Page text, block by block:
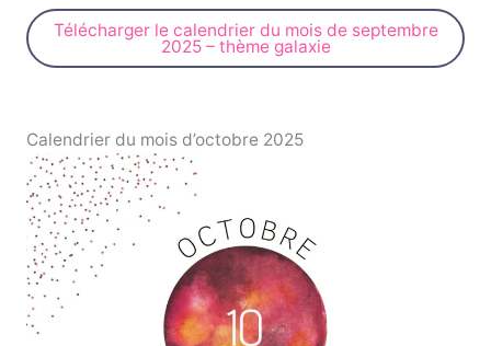
Télécharger le calendrier du mois de septembre
2025 – thème galaxie
Calendrier du mois d’octobre 2025